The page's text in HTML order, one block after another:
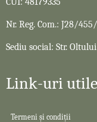
Nr. Reg. Com.: J28/
Sediu social: Str.
Link-uri
Termeni și condiții